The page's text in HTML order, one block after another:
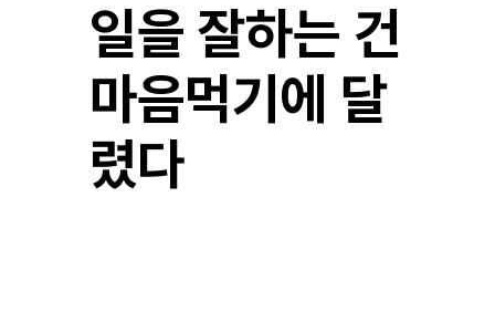
일을 잘하는 건
마음먹기에 달
렸다